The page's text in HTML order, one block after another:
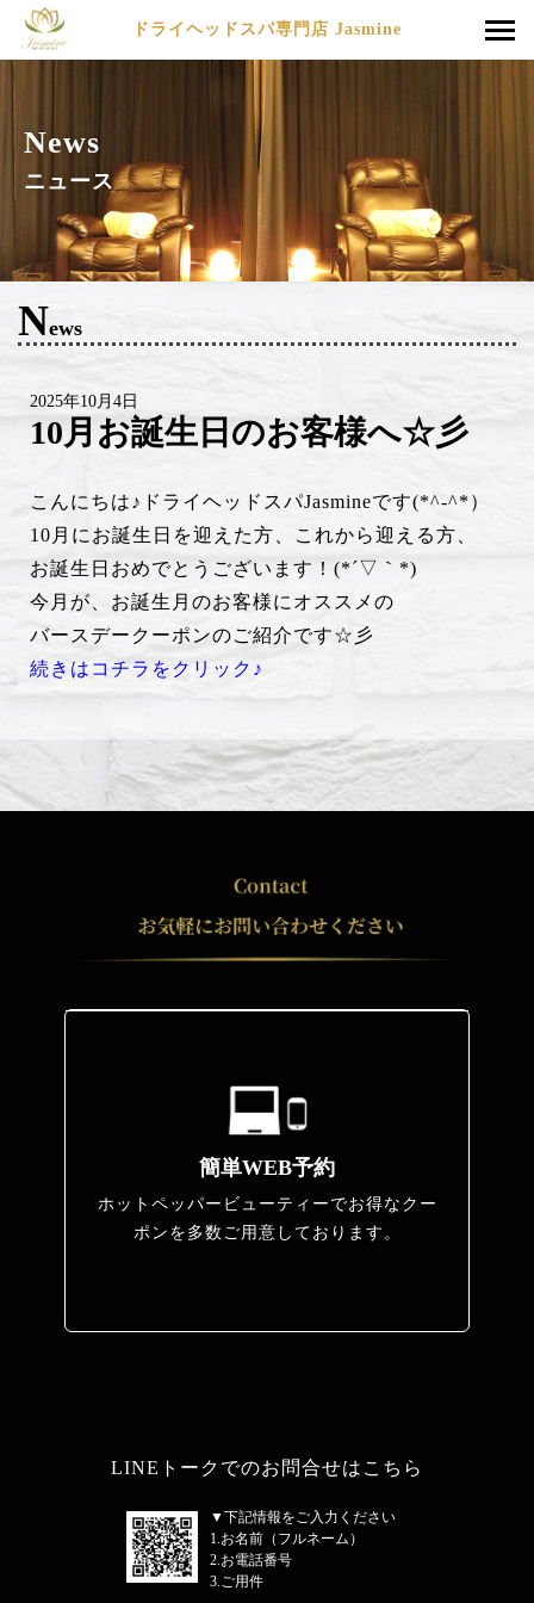
ドライヘッドスパ専門店 Jasmine
News
ニュース
News
2025年10月4日
10月お誕生日のお客様へ☆彡
こんにちは♪ドライヘッドスパJasmineです(*^-^*）
10月にお誕生日を迎えた方、これから迎える方、
お誕生日おめでとうございます！(*´▽｀*)
今月が、お誕生月のお客様にオススメの
バースデークーポンのご紹介です☆彡
続きはコチラをクリック♪
簡単WEB予約
ホットペッパービューティーでお得なクー
ポンを多数ご用意しております。
LINEトークでのお問合せはこちら
▼下記情報をご入力ください
1.お名前（フルネーム）
2.お電話番号
3.ご用件